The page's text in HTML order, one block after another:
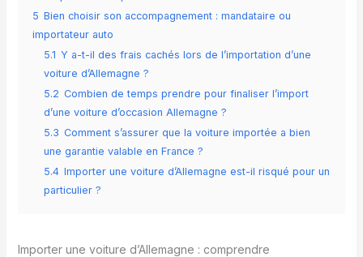
5 Bien choisir son accompagnement : mandataire ou
importateur auto
5.1 Y a-t-il des frais cachés lors de l’importation d’une
voiture d’Allemagne ?
5.2 Combien de temps prendre pour finaliser l’import
d’une voiture d’occasion Allemagne ?
5.3 Comment s’assurer que la voiture importée a bien
une garantie valable en France ?
5.4 Importer une voiture d’Allemagne est-il risqué pour un
particulier ?
Importer une voiture d’Allemagne : comprendre